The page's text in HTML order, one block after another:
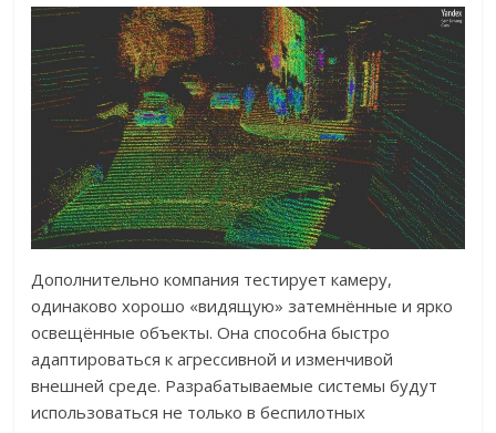
Дополнительно компания тестирует камеру,
одинаково хорошо «видящую» затемнённые и ярко
освещённые объекты. Она способна быстро
адаптироваться к агрессивной и изменчивой
внешней среде. Разрабатываемые системы будут
использоваться не только в беспилотных